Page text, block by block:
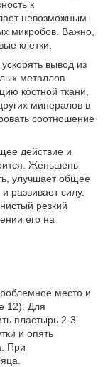
к
невозможным
микробов. Важно,
клетки.
ускорять вывод из
металлов.
костной ткани,
минералов в
соотношение
действие и
Женьшень
улучшает общее
развивает силу.
резкий
его на
место и
12). Для
пластырь 2-3
и опять
При